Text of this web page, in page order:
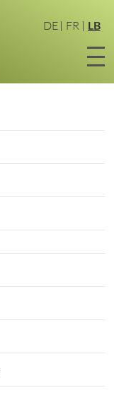
DE FR LB